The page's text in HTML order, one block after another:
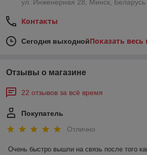
ул. Инженерная 28, Минск, Беларусь
Контакты
Сегодня выходнойПоказать
Отзывы о магазине
22 отзывов за всё время
Покупатель
Отлично
Очень быстро вышли на связь после того